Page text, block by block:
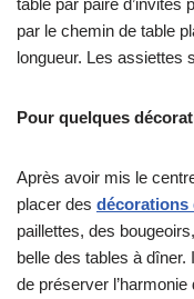
par le chemin de table
longueur. Les assiettes
Pour quelques
Après avoir mis le
placer des décorations
paillettes, des
belle des tables à dîner.
de préserver